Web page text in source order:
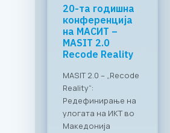
МАСИТ и
RAGUSA Group:
„CONNECT &
TASTE“
реализиран
Нови стандарди за
деловно
вмрежување на ИКТ